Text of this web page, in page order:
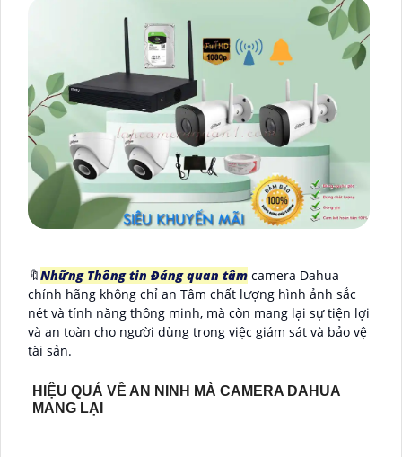
🔖Những Thông tin Đáng quan tâm camera Dahua
chính hãng không chỉ an Tâm chất lượng hình ảnh sắc
nét và tính năng thông minh, mà còn mang lại sự tiện lợi
và an toàn cho người dùng trong việc giám sát và bảo vệ
tài sản.
HIỆU QUẢ VỀ AN NINH MÀ CAMERA DAHUA
MANG LẠI